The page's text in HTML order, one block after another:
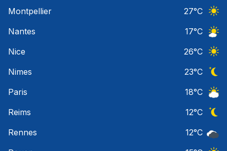
Montpellier
27°C
Nantes
17°C
Nice
26°C
Nimes
23°C
Paris
18°C
Reims
12°C
Rennes
12°C